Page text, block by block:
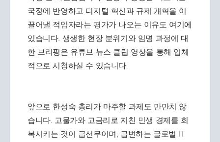
국정에 반영하고 디지털 혁신과 규제 개혁을 이
끌어낼 적임자라는 평가가 나오는 이유도 여기에
있습니다. 생생한 현장 분위기와 임명 과정에 대
한 브리핑은 유튜브 뉴스 클립 영상을 통해 입체
적으로 시청하실 수 있습니다.
앞으로 한성숙 총리가 마주할 과제도 만만치 않
습니다. 고물가와 고금리로 지친 민생 경제를 회
복시키는 것이 급선무이며, 급변하는 글로벌 IT